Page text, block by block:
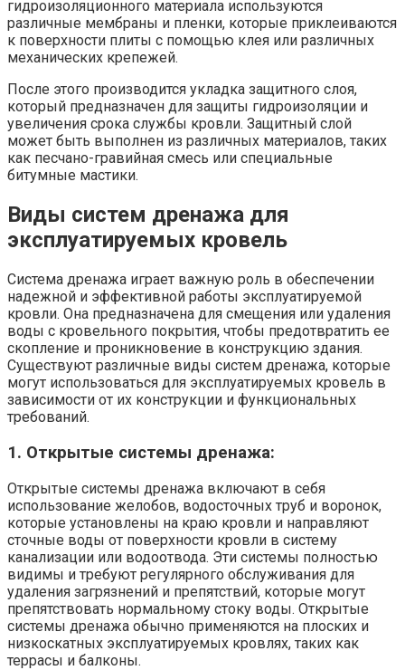
гидроизоляционного материала используются
различные мембраны и пленки, которые приклеиваются
к поверхности плиты с помощью клея или различных
механических крепежей.
После этого производится укладка защитного слоя,
который предназначен для защиты гидроизоляции и
увеличения срока службы кровли. Защитный слой
может быть выполнен из различных материалов, таких
как песчано-гравийная смесь или специальные
битумные мастики.
Виды систем дренажа для
эксплуатируемых кровель
Система дренажа играет важную роль в обеспечении
надежной и эффективной работы эксплуатируемой
кровли. Она предназначена для смещения или удаления
воды с кровельного покрытия, чтобы предотвратить ее
скопление и проникновение в конструкцию здания.
Существуют различные виды систем дренажа, которые
могут использоваться для эксплуатируемых кровель в
зависимости от их конструкции и функциональных
требований.
1. Открытые системы дренажа:
Открытые системы дренажа включают в себя
использование желобов, водосточных труб и воронок,
которые установлены на краю кровли и направляют
сточные воды от поверхности кровли в систему
канализации или водоотвода. Эти системы полностью
видимы и требуют регулярного обслуживания для
удаления загрязнений и препятствий, которые могут
препятствовать нормальному стоку воды. Открытые
системы дренажа обычно применяются на плоских и
низкоскатных эксплуатируемых кровлях, таких как
террасы и балконы.